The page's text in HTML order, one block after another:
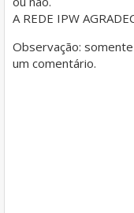
A REDE IPW
Observação:
um comentário.